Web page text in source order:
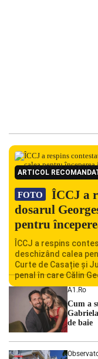
ARTICOL
FOTO
ÎCCJ a
dosarul
pentru
ÎCCJ a respins
deschizând calea
Curte de Casație și
penal în care Călin
persoane sunt
ordinii
judecătorii de la
A1.ro
Cum a
de baie